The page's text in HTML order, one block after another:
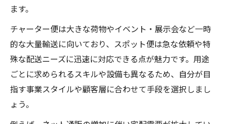
ます。
チャーター便は大きな荷物やイベント・展示会など一時
的な大量輸送に向いており、スポット便は急な依頼や特
殊な配送ニーズに迅速に対応できる点が魅力です。用途
ごとに求められるスキルや設備も異なるため、自分が目
指す事業スタイルや顧客層に合わせて手段を選択しまし
ょう。